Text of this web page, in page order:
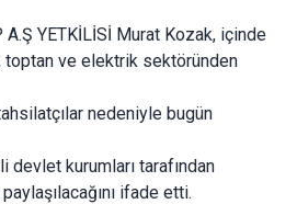
A.Ş YETKİLİSİ Murat Kozak, içinde
toptan ve elektrik sektöründen
nedeniyle bugün
kurumları tarafından
ifade etti.